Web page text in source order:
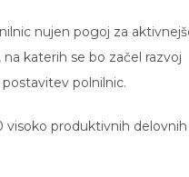
nujen pogoj za
katerih se bo začel razvoj
polnilnic.
visoko produktivnih delovnih